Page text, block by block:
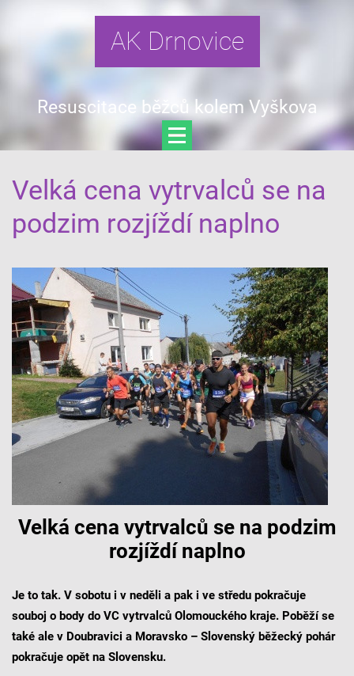
AK Drnovice
Resuscitace běžců kolem Vyškova
Velká cena vytrvalců se na
podzim rozjíždí naplno
Velká cena vytrvalců se na podzim
rozjíždí naplno
Je to tak. V sobotu i v neděli a pak i ve středu pokračuje
souboj o body do VC vytrvalců Olomouckého kraje. Poběží se
také ale v Doubravici a Moravsko – Slovenský běžecký pohár
pokračuje opět na Slovensku.